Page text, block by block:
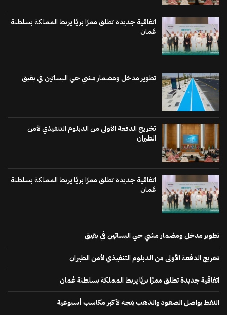
اتفاقية جديدة تطلق ممرًا بريًا يربط المملكة بسلطنة
عُمان
تطوير مدخل ومضمار مشي حي البساتين في بقيق
تخريج الدفعة الأولى من الدبلوم التنفيذي لأمن
الطيران
اتفاقية جديدة تطلق ممرًا بريًا يربط المملكة بسلطنة
عُمان
تطوير مدخل ومضمار مشي حي البساتين في بقيق
تخريج الدفعة الأولى من الدبلوم التنفيذي لأمن الطيران
اتفاقية جديدة تطلق ممرًا بريًا يربط المملكة بسلطنة عُمان
النفط يواصل الصعود والذهب يتجه لأكبر مكاسب أسبوعية